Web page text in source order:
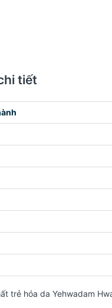
tiết
trẻ hóa da Yehwadam